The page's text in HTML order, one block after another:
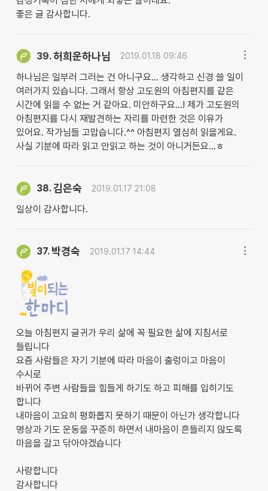
좋은 글 감사합니다.
39.허희운하나님 2019.01.18 09:46
하나님은 일부러 그러는 건 아니구요... 생각하고 신경 쓸 일이
여러가지 있습니다. 그래서 항상 고도원의 아침편지를 같은
시간에 읽을 수 없는 거 같아요. 미안하구요...! 제가 고도원의
아침편지를 다시 재발견하는 자리를 마련한 것은 이유가
있어요. 작가님들 고맙습니다.^^ 아침편지 열심히 읽을게요.
사실 기분에 따라 읽고 안읽고 하는 것이 아니거든요...ㅎ
38.김은숙 2019.01.17 21:08
일상이 감사합니다.
37. 박경숙 2019.01.17 14:44
오늘 아침편지 글귀가 우리 삶에 꼭 필요한 삶에 지침서로
들립니다
요즘 사람들은 자기 기분에 따라 마음이 출렁이고 마음이
수시로
바뀌어 주변 사람들을 힘들게 하기도 하고 피해를 입히기도
합니다
내마음이 고요히 평화롭지 못하기 때문이 아닌가 생각합니다
명상과 기도 운동을 꾸준히 하면서 내마음이 흔들리지 않도록
마음을 갈고 닦아야겠습니다
사랑합니다
감사합니다